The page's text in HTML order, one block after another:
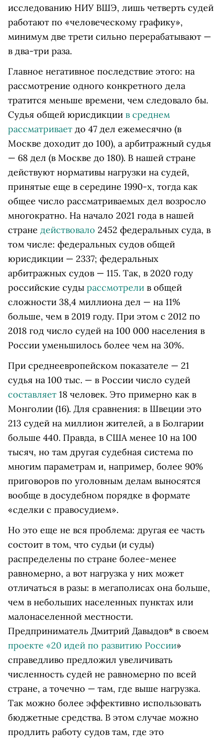
исследованию НИУ ВШЭ, лишь четверть судей
работают по «человеческому графику»,
минимум две трети сильно перерабатывают —
в два-три раза.
Главное негативное последствие этого: на
рассмотрение одного конкретного дела
тратится меньше времени, чем следовало бы.
Судья общей юрисдикции в среднем
рассматривает до 47 дел ежемесячно (в
Москве доходит до 100), а арбитражный судья
— 68 дел (в Москве до 180). В нашей стране
действуют нормативы нагрузки на судей,
принятые еще в середине 1990-х, тогда как
общее число рассматриваемых дел возросло
многократно. На начало 2021 года в нашей
стране действовало 2452 федеральных суда, в
том числе: федеральных судов общей
юрисдикции — 2337; федеральных
арбитражных судов — 115. Так, в 2020 году
российские суды рассмотрели в общей
сложности 38,4 миллиона дел — на 11%
больше, чем в 2019 году. При этом с 2012 по
2018 год число судей на 100 000 населения в
России уменьшилось более чем на 30%.
При среднеевропейском показателе — 21
судья на 100 тыс. — в России число судей
составляет 18 человек. Это примерно как в
Монголии (16). Для сравнения: в Швеции это
213 судей на миллион жителей, а в Болгарии
больше 440. Правда, в США менее 10 на 100
тысяч, но там другая судебная система по
многим параметрам и, например, более 90%
приговоров по уголовным делам выносятся
вообще в досудебном порядке в формате
«сделки с правосудием».
Но это еще не вся проблема: другая ее часть
состоит в том, что судьи (и суды)
распределены по стране более-менее
равномерно, а вот нагрузка у них может
отличаться в разы: в мегаполисах она больше,
чем в небольших населенных пунктах или
малонаселенной местности.
Предприниматель Дмитрий Давыдов* в своем
проекте «20 идей по развитию России»
справедливо предложил увеличивать
численность судей не равномерно по всей
стране, а точечно — там, где выше нагрузка.
Так можно более эффективно использовать
бюджетные средства. В этом случае можно
продлить работу судов там, где это